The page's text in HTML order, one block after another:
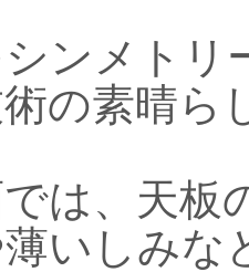
ンメトリ
の素晴ら
は、天板
いしみな